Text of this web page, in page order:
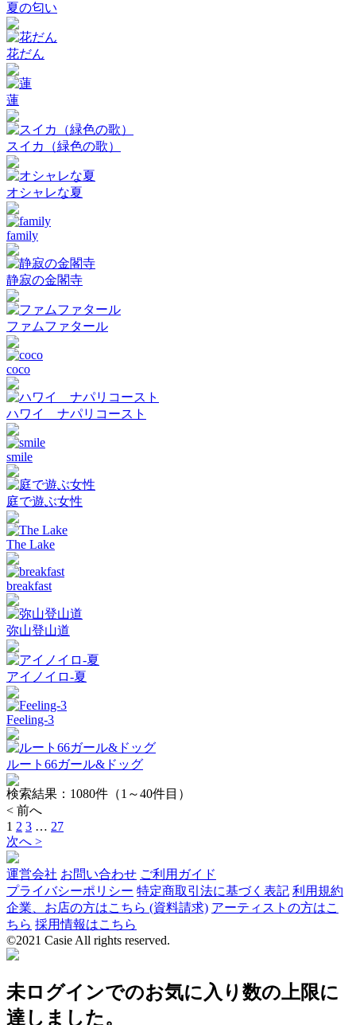
夏の匂い
花だん
蓮
スイカ（緑色の歌）
オシャレな夏
family
静寂の金閣寺
ファムファタール
coco
ハワイ ナパリコースト
smile
庭で遊ぶ女性
The Lake
breakfast
弥山登山道
アイノイロ-夏
Feeling-3
ルート66ガール&ドッグ
検索結果： 1080件（1～40件目）
< 前へ
1 2 3 … 27
次へ >
運営会社 お問い合わせ ご利用ガイド
プライバシーポリシー 特定商取引法に基づく表記 利用規約
企業、お店の方はこちら (資料請求) アーティストの方はこ
ちら 採用情報はこちら
©2021 Casie All rights reserved.
未ログインでのお気に入り数の上限に
達しました。